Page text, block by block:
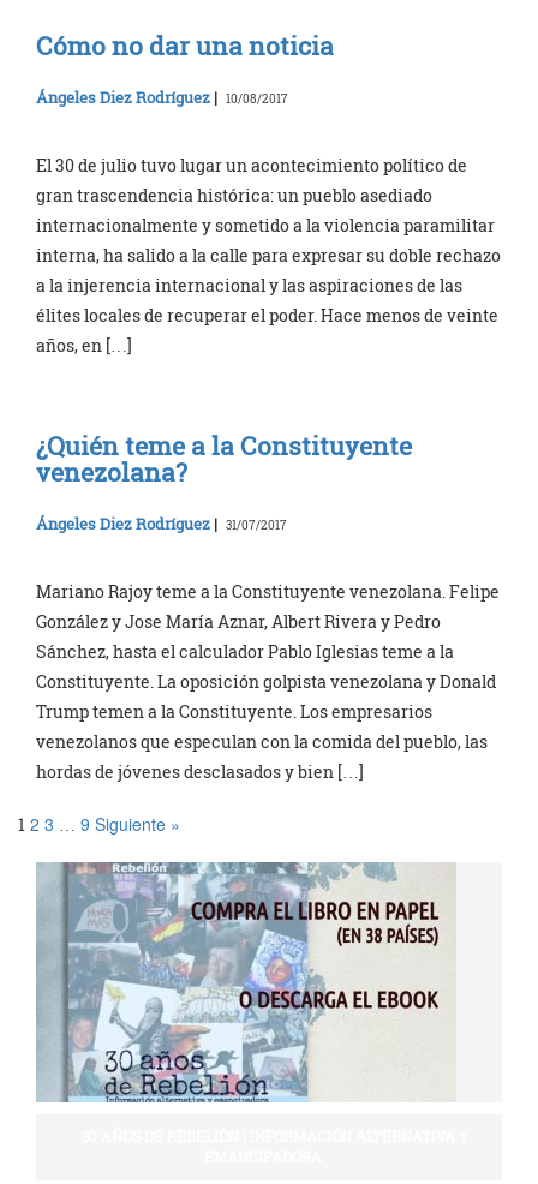
Cómo no dar una noticia
Ángeles Diez Rodríguez | 10/08/2017
El 30 de julio tuvo lugar un acontecimiento político de
gran trascendencia histórica: un pueblo asediado
internacionalmente y sometido a la violencia paramilitar
interna, ha salido a la calle para expresar su doble rechazo
a la injerencia internacional y las aspiraciones de las
élites locales de recuperar el poder. Hace menos de veinte
años, en […]
¿Quién teme a la Constituyente
venezolana?
Ángeles Diez Rodríguez | 31/07/2017
Mariano Rajoy teme a la Constituyente venezolana. Felipe
González y Jose María Aznar, Albert Rivera y Pedro
Sánchez, hasta el calculador Pablo Iglesias teme a la
Constituyente. La oposición golpista venezolana y Donald
Trump temen a la Constituyente. Los empresarios
venezolanos que especulan con la comida del pueblo, las
hordas de jóvenes desclasados y bien […]
1 2 3 … 9 Siguiente »